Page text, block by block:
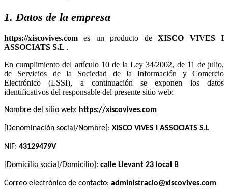
1. Datos de la empresa
es un producto de
.
En cumplimiento del artículo 10 de la Ley 34/2002, de 11 de julio,
de Servicios de la Sociedad de la Información y Comercio
Electrónico (LSSI), a continuación se exponen los datos
identificativos del responsable del presente sitio web:
Nombre del sitio web:
[Denominación social/Nombre]:
NIF:
[Domicilio social/Domicilio]:
Correo electrónico de contacto: